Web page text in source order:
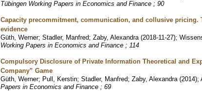
Tübingen Working Papers in Economics and Finance ; 90
Capacity precommitment, communication, and collusive pricing.
evidence
Güth, Werner; Stadler, Manfred; Zaby, Alexandra (2018-11-27);
Working Papers in Economics and Finance ; 114
Compulsory Disclosure of Private Information Theoretical and
Company” Game
Güth, Werner; Pull, Kerstin; Stadler, Manfred; Zaby, Alexandra (2014);
Papers in Economics and Finance ; 69